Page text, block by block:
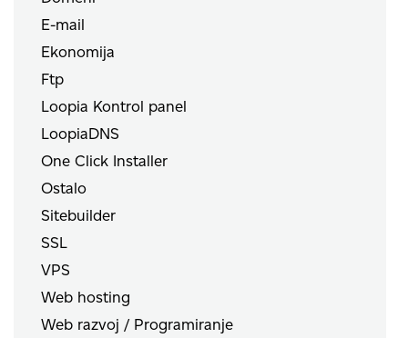
E-mail
Ekonomija
Ftp
Loopia Kontrol panel
LoopiaDNS
One Click Installer
Ostalo
Sitebuilder
SSL
VPS
Web hosting
Web razvoj / Programiranje